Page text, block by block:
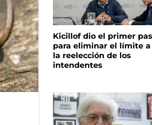
Kicillof dio el primer
para eliminar el límite a
la reelección de los
intendentes